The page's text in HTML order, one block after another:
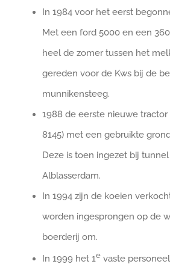
In 1984 voor het eerst
Met een ford 5000 en een
heel de zomer tussen het
gereden voor de Kws bij de
munnikensteeg.
1988 de eerste nieuwe
8145) met een gebruikte
Deze is toen ingezet bij
Alblasserdam.
In 1994 zijn de koeien
worden ingesprongen op de
boerderij om.
In 1999 het 1e vaste